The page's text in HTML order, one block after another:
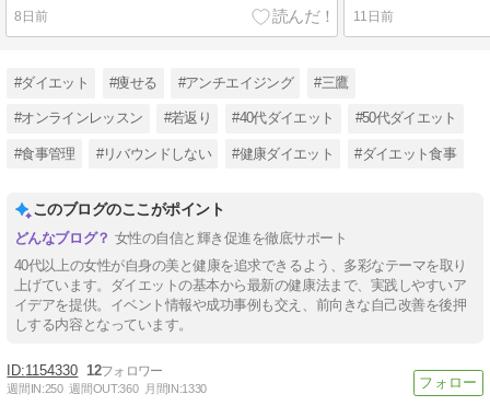
8日前 11日前
#ダイエット #痩せる #アンチエイジング #三鷹
#オンラインレッスン #若返り #40代ダイエット #50代ダイエット
#食事管理 #リバウンドしない #健康ダイエット #ダイエット食事
このブログのここがポイント
女性の自信と輝き促進を徹底サポート
40代以上の女性が自身の美と健康を追求できるよう、多彩なテーマを取り
上げています。ダイエットの基本から最新の健康法まで、実践しやすいア
イデアを提供。イベント情報や成功事例も交え、前向きな自己改善を後押
しする内容となっています。
1154330 12
週間IN:250 週間OUT:360 月間IN:1330